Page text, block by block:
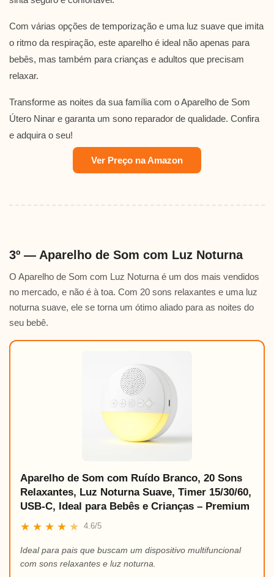
Com várias opções de temporização e uma luz suave que imita
o ritmo da respiração, este aparelho é ideal não apenas para
bebês, mas também para crianças e adultos que precisam
relaxar.
Transforme as noites da sua família com o Aparelho de Som
Útero Ninar e garanta um sono reparador de qualidade. Confira
e adquira o seu!
Ver Preço na Amazon
3º — Aparelho de Som com Luz Noturna
O Aparelho de Som com Luz Noturna é um dos mais vendidos
no mercado, e não é à toa. Com 20 sons relaxantes e uma luz
noturna suave, ele se torna um ótimo aliado para as noites do
seu bebê.
Aparelho de Som com Ruído Branco, 20 Sons
Relaxantes, Luz Noturna Suave, Timer 15/30/60,
USB-C, Ideal para Bebês e Crianças – Premium
★ ★ ★ ★ ★ 4.6/5
Ideal para pais que buscam um dispositivo multifuncional
com sons relaxantes e luz noturna.